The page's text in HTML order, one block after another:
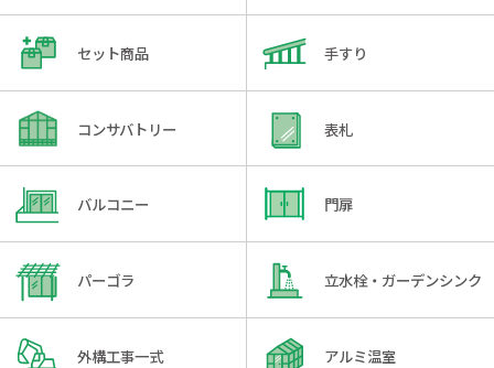
セット商品 手すり
コンサバトリー 表札
バルコニー 門扉
パーゴラ 立水栓・ガーデンシンク
外構工事一式 アルミ温室